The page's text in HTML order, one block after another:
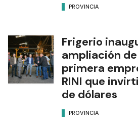
PROVINCIA
Frigerio
ampliación
primera
RINI que
de dólares
PROVINCIA